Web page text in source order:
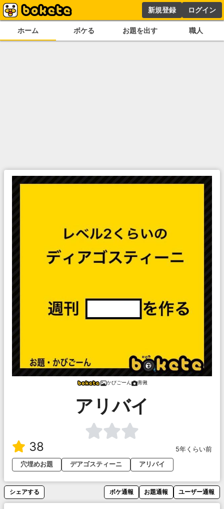
新規登録 ログイン
ホーム ボケる お題を出す 職人
かびごーん 青黴
アリバイ
38
5年くらい前
穴埋めお題
デアゴスティーニ アリバイ
シェアする ボケ通報 お題通報 ユーザー通報